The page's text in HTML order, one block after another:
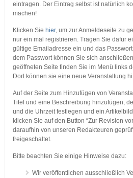
eintragen. Der Eintrag selbst ist natürlich
machen!
Klicken Sie hier, um zur Anmeldeseite zu
nur ein mal registrieren. Tragen Sie dafür
gültige Emailadresse ein und das
dem Passwort können Sie sich
geöffneten Seite finden Sie im Menü links
Dort können sie eine neue Veranstaltung
Auf der Seite zum Hinzufügen von
Titel und eine Beschreibung hinzufügen,
und die Uhrzeit festlegen und ein
klicken Sie auf den Button “Zur Revision
daraufhin von unseren Redakteuren
freigeschaltet.
Bitte beachten Sie einige Hinweise dazu:
Wir veröffentlichen ausschließlich